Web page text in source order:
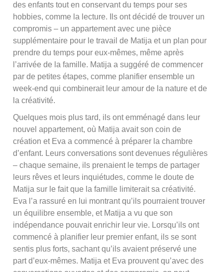
des enfants tout en conservant du temps pour ses
hobbies, comme la lecture. Ils ont décidé de trouver un
compromis – un appartement avec une pièce
supplémentaire pour le travail de Matija et un plan pour
prendre du temps pour eux-mêmes, même après
l’arrivée de la famille. Matija a suggéré de commencer
par de petites étapes, comme planifier ensemble un
week-end qui combinerait leur amour de la nature et de
la créativité.
Quelques mois plus tard, ils ont emménagé dans leur
nouvel appartement, où Matija avait son coin de
création et Eva a commencé à préparer la chambre
d’enfant. Leurs conversations sont devenues régulières
– chaque semaine, ils prenaient le temps de partager
leurs rêves et leurs inquiétudes, comme le doute de
Matija sur le fait que la famille limiterait sa créativité.
Eva l’a rassuré en lui montrant qu’ils pourraient trouver
un équilibre ensemble, et Matija a vu que son
indépendance pouvait enrichir leur vie. Lorsqu’ils ont
commencé à planifier leur premier enfant, ils se sont
sentis plus forts, sachant qu’ils avaient préservé une
part d’eux-mêmes. Matija et Eva prouvent qu’avec des